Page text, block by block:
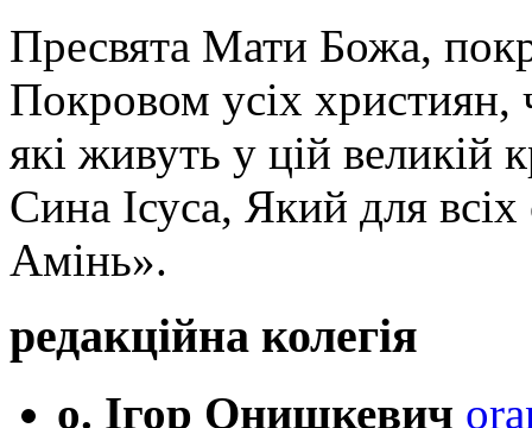
Пресвята Мати Божа,
Покровом усіх християн,
які живуть у цій великій
Сина Ісуса, Який для
Амінь».
редакційна колегія
о. Ігор Онишкевич